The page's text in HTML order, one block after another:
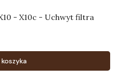
- X10c - Uchwyt filtra